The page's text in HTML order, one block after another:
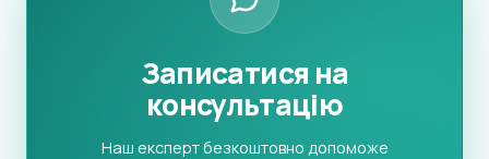
Записатися на
консультацію
Наш експерт безкоштовно допоможе